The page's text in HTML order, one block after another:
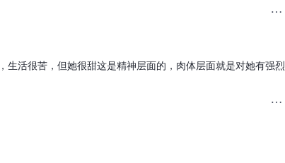
生活很苦，但她很甜这是精神层面的，肉体层面就是对她有强烈